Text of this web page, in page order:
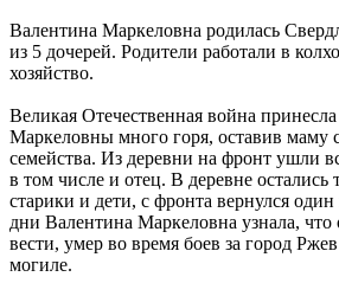
Валентина Маркеловна родилась
из 5 дочерей. Родители работали в
хозяйство.
Великая Отечественная война
Маркеловны много горя, оставив маму
семейства. Из деревни на фронт ушли
в том числе и отец. В деревне
старики и дети, с фронта вернулся
дни Валентина Маркеловна узнала,
вести, умер во время боев за город
могиле.